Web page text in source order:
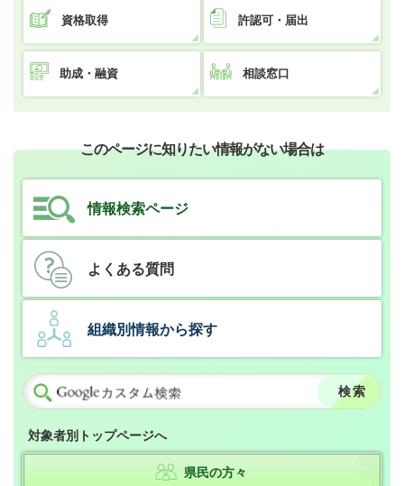
資格取得 許認可・届出
助成・融資 相談窓口
このページに知りたい情報がない場合は
情報検索ページ
よくある質問
組織別情報から探す
対象者別トップページへ
県民の方々